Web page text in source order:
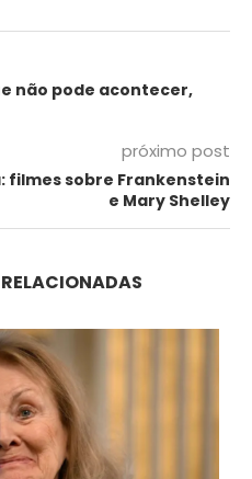
não pode acontecer,
próximo post
filmes sobre Frankenstein
e Mary Shelley